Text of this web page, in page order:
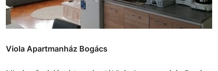
Viola Apartmanház Bogács